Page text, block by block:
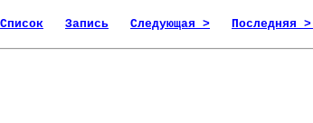
Список Запись Следующая > Последняя >|